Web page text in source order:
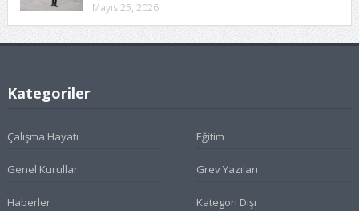
Mayıs 25, 2026
Kategoriler
Çalışma Hayatı Eğitim
Genel Kurullar Grev Yazıları
Haberler Kategori Dışı